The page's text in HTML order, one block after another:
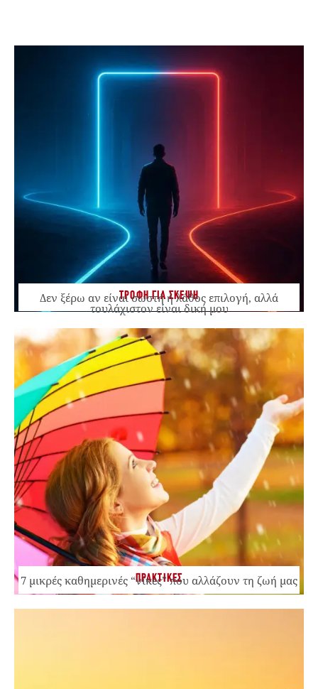
ΤΡΟΦΗ ΓΙΑ ΣΚΕΨΗ
Δεν ξέρω αν είναι σωστή ή λάθος επιλογή, αλλά
τουλάχιστον είναι δική μου
ΠΡΑΚΤΙΚΕΣ
7 μικρές καθημερινές “νίκες” που αλλάζουν τη ζωή μας